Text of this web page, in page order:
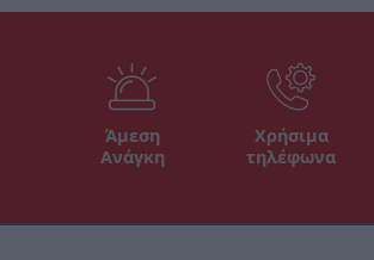
Άμεση
Ανάγκη
Χρήσιμα
τηλέφωνα